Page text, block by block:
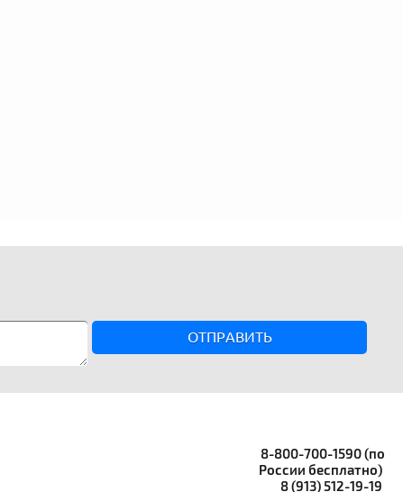
ОТПРАВИТЬ
8-800-700-1590 (по
России бесплатно)
8 (913) 512-19-19